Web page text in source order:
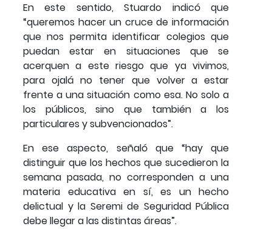
En este sentido, Stuardo indicó que
“queremos hacer un cruce de información
que nos permita identificar colegios que
puedan estar en situaciones que se
acerquen a este riesgo que ya vivimos,
para ojalá no tener que volver a estar
frente a una situación como esa. No solo a
los públicos, sino que también a los
particulares y subvencionados”.
En ese aspecto, señaló que “hay que
distinguir que los hechos que sucedieron la
semana pasada, no corresponden a una
materia educativa en sí, es un hecho
delictual y la Seremi de Seguridad Pública
debe llegar a las distintas áreas”.